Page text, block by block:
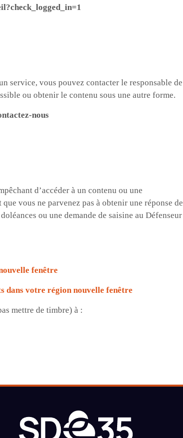
service, vous pouvez contacter le responsable de
ou obtenir le contenu sous une autre forme.
nous
d’accéder à un contenu ou une
vous ne parvenez pas à obtenir une réponse de
ou une demande de saisine au Défenseur
fenêtre
dans votre régionnouvelle fenêtre
mettre de timbre) à :